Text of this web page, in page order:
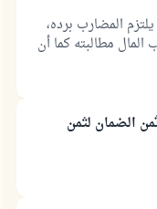
المضارب برده،
مطالبته كما أن
الضمان لثمن